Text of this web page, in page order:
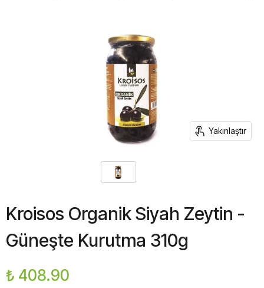
Yakınlaştır
Kroisos Organik Siyah Zeytin -
Güneşte Kurutma 310g
₺ 408.90